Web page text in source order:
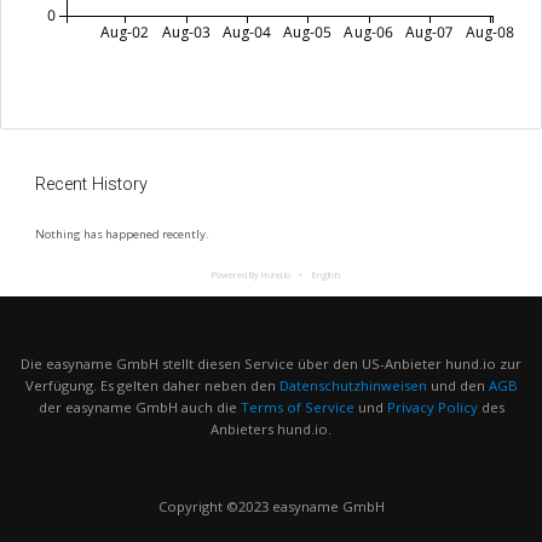
Aug-02 Aug-03 Aug-04 Aug-05 Aug-06 Aug-07 Aug-08
0
Recent History
Nothing has happened recently.
Powered By Hund.io English
Die easyname GmbH stellt diesen Service über den US-Anbieter hund.io zur
Verfügung. Es gelten daher neben den Datenschutzhinweisen und den AGB
der easyname GmbH auch die Terms of Service und Privacy Policydes
Anbieters hund.io.
Copyright ©2023 easyname GmbH